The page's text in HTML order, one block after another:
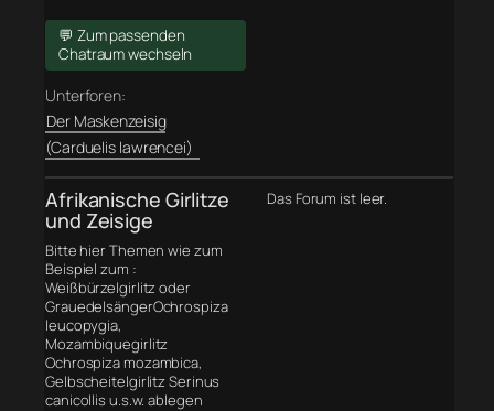
💬 Zum passenden
Chatraum wechseln
Unterforen:
Der Maskenzeisig
(Carduelis lawrencei)
Afrikanische Girlitze
und Zeisige
Bitte hier Themen wie zum
Beispiel zum :
Weißbürzelgirlitz oder
GrauedelsängerOchrospiza
leucopygia,
Mozambiquegirlitz
Ochrospiza mozambica,
Gelbscheitelgirlitz Serinus
canicollis u.s.w. ablegen
Das Forum ist leer.